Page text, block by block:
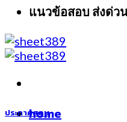
แนวข้อสอบ ส่งด่ว
home
ประกาศสอบ